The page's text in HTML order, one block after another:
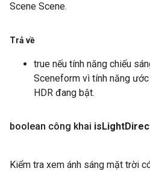
Scene Scene.
Trả về
true nếu tính năng chiếu
Sceneform vì tính năng
HDR đang bật.
boolean công khai isLight
Kiểm tra xem ánh sáng mặt trời